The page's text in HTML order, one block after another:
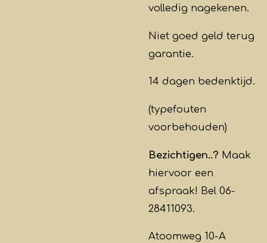
volledig nagekenen.
Niet goed geld terug
garantie.
14 dagen bedenktijd.
(typefouten
voorbehouden)
Bezichtigen..? Maak
hiervoor een
afspraak! Bel 06-
28411093.
Atoomweg 10-A